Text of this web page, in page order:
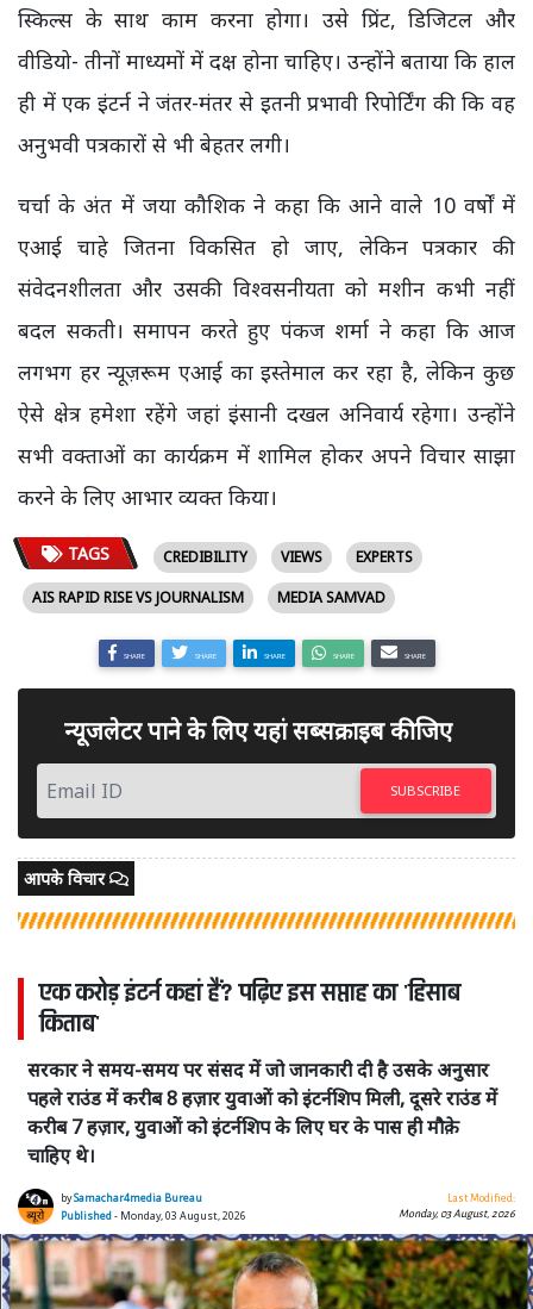
स्किल्स के साथ काम करना होगा। उसे प्रिंट, डिजिटल और
वीडियो- तीनों माध्यमों में दक्ष होना चाहिए। उन्होंने बताया कि हाल
ही में एक इंटर्न ने जंतर-मंतर से इतनी प्रभावी रिपोर्टिंग की कि वह
अनुभवी पत्रकारों से भी बेहतर लगी।
चर्चा के अंत में जया कौशिक ने कहा कि आने वाले 10 वर्षों में
एआई चाहे जितना विकसित हो जाए, लेकिन पत्रकार की
संवेदनशीलता और उसकी विश्वसनीयता को मशीन कभी नहीं
बदल सकती। समापन करते हुए पंकज शर्मा ने कहा कि आज
लगभग हर न्यूज़रूम एआई का इस्तेमाल कर रहा है, लेकिन कुछ
ऐसे क्षेत्र हमेशा रहेंगे जहां इंसानी दखल अनिवार्य रहेगा। उन्होंने
सभी वक्ताओं का कार्यक्रम में शामिल होकर अपने विचार साझा
करने के लिए आभार व्यक्त किया।
TAGS CREDIBILITY VIEWS
EXPERTS
AIS RAPID RISE VS JOURNALISM
MEDIA SAMVAD
SHARE SHARE SHARE SHARE SHARE
न्यूजलेटर पाने के लिए यहां सब्सक्राइब कीजिए
SUBSCRIBE
आपके विचार
एक करोड़ इंटर्न कहां हैं? पढ़िए इस सप्ताह का 'हिसाब
किताब'
सरकार ने समय-समय पर संसद में जो जानकारी दी है उसके अनुसार
पहले राउंड में करीब 8 हज़ार युवाओं को इंटर्नशिप मिली, दूसरे राउंड में
करीब 7 हज़ार, युवाओं को इंटर्नशिप के लिए घर के पास ही मौक़े
चाहिए थे।
bySamachar4media Bureau
Published- Monday, 03 August, 2026
Last Modified:
Monday, 03 August, 2026